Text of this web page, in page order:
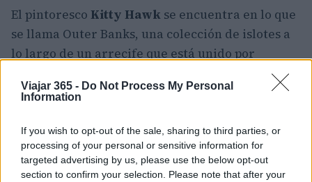
Viajar 365 - Do Not Process My Personal
Information
If you wish to opt-out of the sale, sharing to third parties, or
processing of your personal or sensitive information for
targeted advertising by us, please use the below opt-out
section to confirm your selection. Please note that after your
El pintoresco Kitty Hawk se encuentra en lo que
se llama Outer Banks, una colección de islotes a
lo largo de un arrecife que está unido por
puentes en la costa este de Carolina del Norte, lo
que lo convierte en algunas carreteras costeras
mundialmente famoso por ser el lugar donde los
hermanos Wright realizaron con éxito su primer
vuelo.